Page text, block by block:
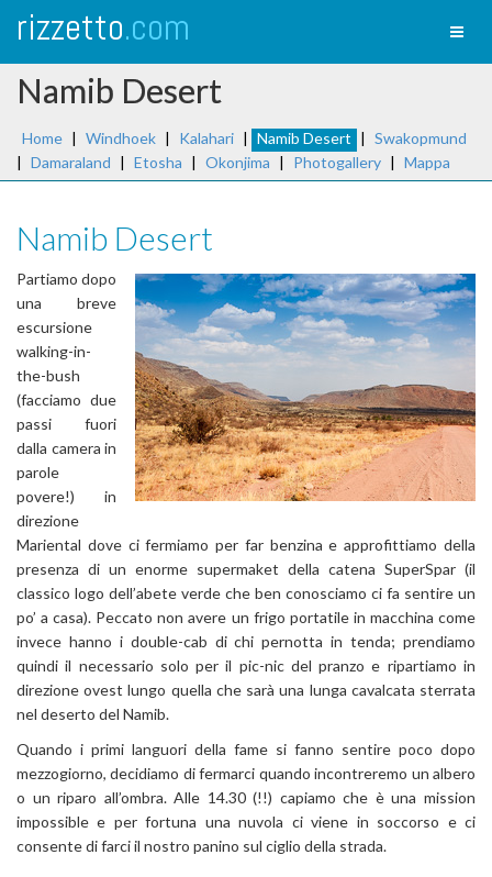
rizzetto.com
Namib Desert
Home | Windhoek | Kalahari | Namib Desert | Swakopmund
| Damaraland | Etosha | Okonjima | Photogallery | Mappa
Namib Desert
Partiamo dopo
una breve
escursione
walking-in-
the-bush
(facciamo due
passi fuori
dalla camera in
parole
povere!) in
direzione
Mariental dove ci fermiamo per far benzina e approfittiamo della
presenza di un enorme supermaket della catena SuperSpar (il
classico logo dell’abete verde che ben conosciamo ci fa sentire un
po’ a casa). Peccato non avere un frigo portatile in macchina come
invece hanno i double-cab di chi pernotta in tenda; prendiamo
quindi il necessario solo per il pic-nic del pranzo e ripartiamo in
direzione ovest lungo quella che sarà una lunga cavalcata sterrata
nel deserto del Namib.
Quando i primi languori della fame si fanno sentire poco dopo
mezzogiorno, decidiamo di fermarci quando incontreremo un albero
o un riparo all’ombra. Alle 14.30 (!!) capiamo che è una mission
impossible e per fortuna una nuvola ci viene in soccorso e ci
consente di farci il nostro panino sul ciglio della strada.